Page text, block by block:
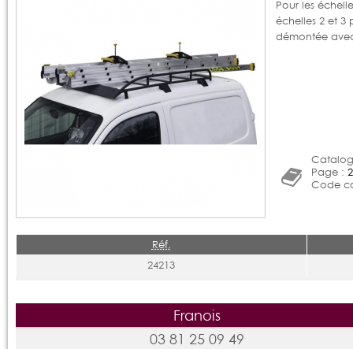
Pour les
échelles 2 et 3
démontée
Page :
Code
Réf.
24213
Franois
03 81 25 09 49